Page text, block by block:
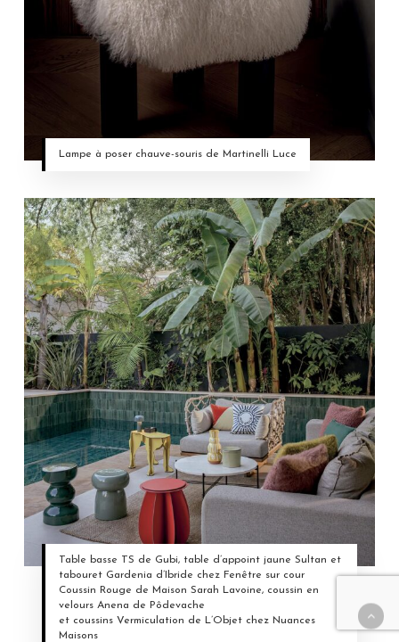
Lampe à poser chauve-souris de Martinelli Luce
Table basse TS de Gubi, table d’appoint jaune Sultan et
tabouret Gardenia d’Ibride chez Fenêtre sur cour
Coussin Rouge de Maison Sarah Lavoine, coussin en
velours Anena de Pôdevache
et coussins Vermiculation de L’Objet chez Nuances
Maisons